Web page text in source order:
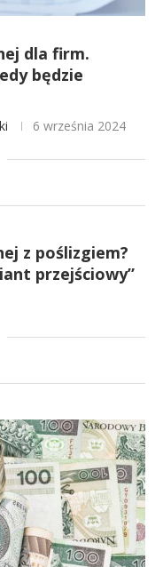
dla firm.
będzie
6 września 2024
z poślizgiem?
przejściowy”